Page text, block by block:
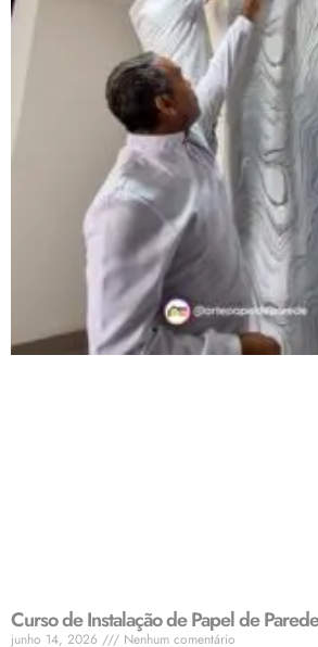
Curso de Instalação de Papel de
junho 14, 2026 Nenhum comentário